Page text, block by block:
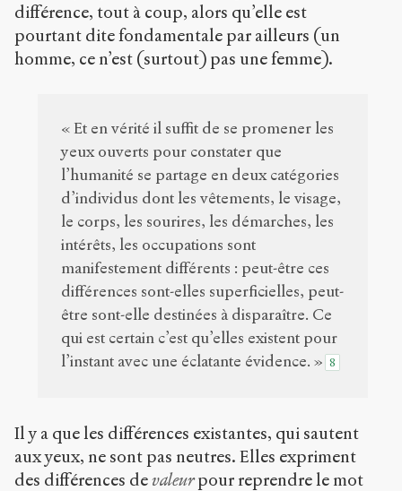
différence, tout à coup, alors qu’elle est
pourtant dite fondamentale par ailleurs (un
homme, ce n’est (surtout) pas une femme).
« Et en vérité il suffit de se promener les
yeux ouverts pour constater que
l’humanité se partage en deux catégories
d’individus dont les vêtements, le visage,
le corps, les sourires, les démarches, les
intérêts, les occupations sont
manifestement différents : peut-être ces
différences sont-elles superficielles, peut-
être sont-elle destinées à disparaître. Ce
qui est certain c’est qu’elles existent pour
l’instant avec une éclatante évidence. » 8
Il y a que les différences existantes, qui sautent
aux yeux, ne sont pas neutres. Elles expriment
des différences devaleurpour reprendre le mot